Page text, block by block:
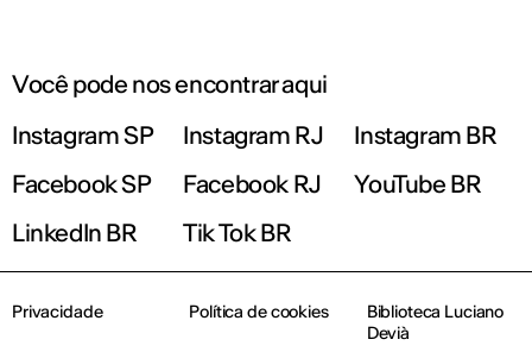
Você pode nos encontrar aqui
Instagram SP
Instagram RJ
Instagram BR
Facebook SP
Facebook RJ
YouTube BR
LinkedIn BR
Tik Tok BR
Privacidade Política de cookies
Biblioteca Luciano
Devià